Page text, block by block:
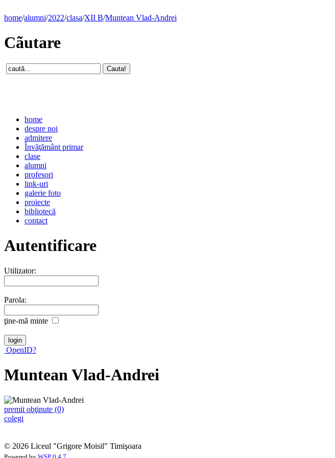
home/alumni/2022/clasa/XII B/Muntean Vlad-Andrei
Cãutare
home
despre noi
admitere
Învăţământ primar
clase
alumni
profesori
link-uri
galerie foto
proiecte
bibliotecă
contact
Autentificare
Utilizator:
Parola:
ţine-mã minte
OpenID?
Muntean Vlad-Andrei
premii obţinute (0)
colegi
© 2026 Liceul "Grigore Moisil" Timişoara